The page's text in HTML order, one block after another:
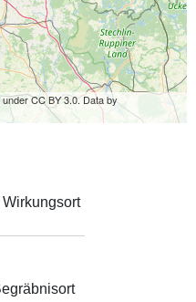
CC BY 3.0. Data by
Wirkungsort